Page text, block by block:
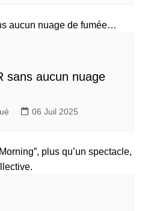
sans aucun nuage
06 Juil 2025